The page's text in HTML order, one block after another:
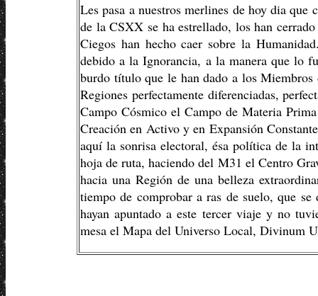
Les pasa a nuestros merlines de hoy dia
de la CSXX se ha estrellado, los han
Ciegos han hecho caer sobre la
debido a la Ignorancia, a la manera que lo
burdo título que le han dado a los
Regiones perfectamente diferenciadas,
Campo Cósmico el Campo de Materia
Creación en Activo y en Expansión
aquí la sonrisa electoral, ésa política de la
hoja de ruta, haciendo del M31 el Centro
hacia una Región de una belleza
tiempo de comprobar a ras de suelo, que
hayan apuntado a este tercer viaje y no
mesa el Mapa del Universo Local, Divinum